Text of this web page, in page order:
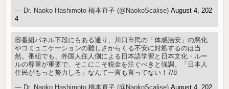
— Dr. Naoko Hashimoto 橋本直子 (@NaokoScalise)August 4, 202
4
⑥番組パネル下段にもある通り、川口市民の「体感治安」の悪化
やコミュニケーションの難しさからくる不安に対処するのは当
然。番組でも、外国人住人側による日本語学習と日本文化・ルー
ルの尊重が重要で、そこにこそ税金を注ぐべきと強調。「日本人
住民がもっと努力しろ」なんて一言も言ってない！7/8
— Dr. Naoko Hashimoto 橋本直子 (@NaokoScalise)August 4, 202